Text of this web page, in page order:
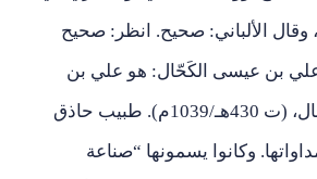
المفرد (291)، وقال الألباني: صحيح. انظر: صحيح
(2930). [5] علي بن عيسى الكَحّال: هو علي بن
عيسى بن علي الكَحّال، (ت 430هـ/1039م). طبيب حاذق
وكانوا يسمونها “صناعة